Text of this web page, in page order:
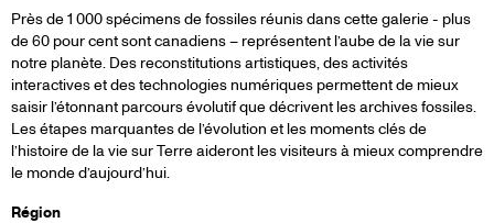
Près de 1 000 spécimens de fossiles réunis dans cette galerie - plus
de 60 pour cent sont canadiens – représentent l’aube de la vie sur
notre planète. Des reconstitutions artistiques, des activités
interactives et des technologies numériques permettent de mieux
saisir l’étonnant parcours évolutif que décrivent les archives fossiles.
Les étapes marquantes de l’évolution et les moments clés de
l’histoire de la vie sur Terre aideront les visiteurs à mieux comprendre
le monde d’aujourd’hui.
Région